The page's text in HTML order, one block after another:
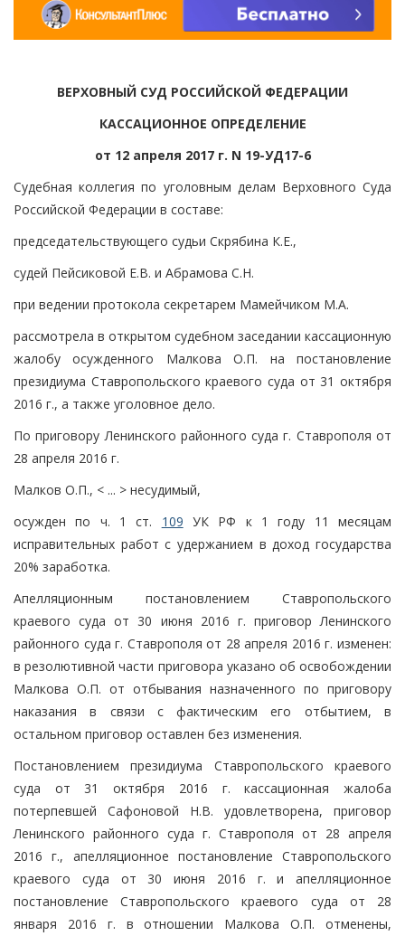
ВЕРХОВНЫЙ СУД РОССИЙСКОЙ ФЕДЕРАЦИИ
КАССАЦИОННОЕ ОПРЕДЕЛЕНИЕ
от 12 апреля 2017 г. N 19-УД17-6
Судебная коллегия по уголовным делам Верховного Суда
Российской Федерации в составе:
председательствующего судьи Скрябина К.Е.,
судей Пейсиковой Е.В. и Абрамова С.Н.
при ведении протокола секретарем Мамейчиком М.А.
рассмотрела в открытом судебном заседании кассационную
жалобу осужденного Малкова О.П. на постановление
президиума Ставропольского краевого суда от 31 октября
2016 г., а также уголовное дело.
По приговору Ленинского районного суда г. Ставрополя от
28 апреля 2016 г.
Малков О.П., < ... > несудимый,
осужден по ч. 1 ст. 109 УК РФ к 1 году 11 месяцам
исправительных работ с удержанием в доход государства
20% заработка.
Апелляционным постановлением Ставропольского
краевого суда от 30 июня 2016 г. приговор Ленинского
районного суда г. Ставрополя от 28 апреля 2016 г. изменен:
в резолютивной части приговора указано об освобождении
Малкова О.П. от отбывания назначенного по приговору
наказания в связи с фактическим его отбытием, в
остальном приговор оставлен без изменения.
Постановлением президиума Ставропольского краевого
суда от 31 октября 2016 г. кассационная жалоба
потерпевшей Сафоновой Н.В. удовлетворена, приговор
Ленинского районного суда г. Ставрополя от 28 апреля
2016 г., апелляционное постановление Ставропольского
краевого суда от 30 июня 2016 г. и апелляционное
постановление Ставропольского краевого суда от 28
января 2016 г. в отношении Малкова О.П. отменены,